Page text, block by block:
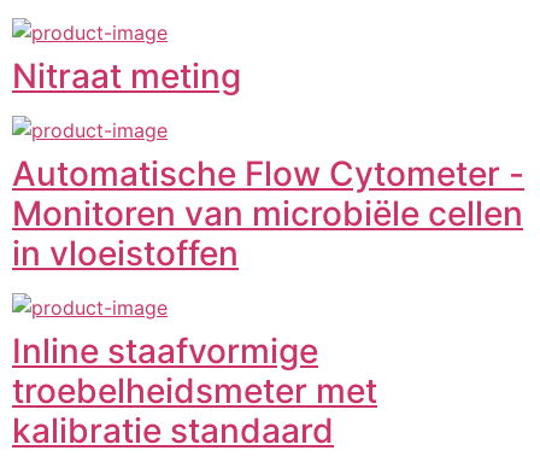
Nitraat meting
Automatische Flow Cytometer -
Monitoren van microbiële cellen
in vloeistoffen
Inline staafvormige
troebelheidsmeter met
kalibratie standaard